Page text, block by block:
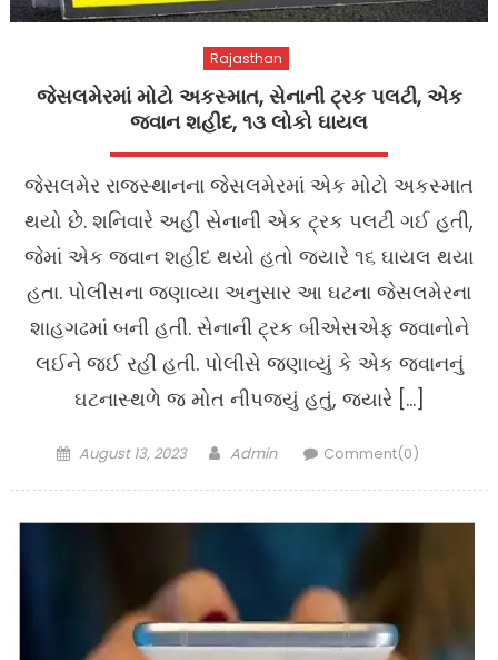
Rajasthan
જેસલમેરમાં મોટો અકસ્માત, સેનાની ટ્રક પલટી, એક
જવાન શહીદ, ૧૩ લોકો ઘાયલ
જેસલમેર રાજસ્થાનના જેસલમેરમાં એક મોટો અકસ્માત
થયો છે. શનિવારે અહીં સેનાની એક ટ્રક પલટી ગઈ હતી,
જેમાં એક જવાન શહીદ થયો હતો જ્યારે ૧૬ ઘાયલ થયા
હતા. પોલીસના જણાવ્યા અનુસાર આ ઘટના જેસલમેરના
શાહગઢમાં બની હતી. સેનાની ટ્રક બીએસએફ જવાનોને
લઈને જઈ રહી હતી. પોલીસે જણાવ્યું કે એક જવાનનું
ઘટનાસ્થળે જ મોત નીપજ્યું હતું, જ્યારે […]
Posted
August 13, 2023 Author
Admin Comment(0)